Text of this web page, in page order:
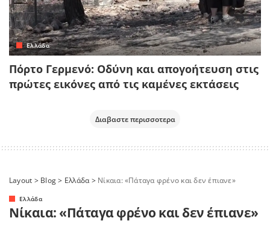
Ελλάδα
Πόρτο Γερμενό: Οδύνη και απογοήτευση στις
πρώτες εικόνες από τις καμένες εκτάσεις
Διαβαστε περισσοτερα
Layout > Blog> Ελλάδα> Νίκαια: «Πάταγα φρένο και δεν έπιανε»
Ελλάδα
Νίκαια: «Πάταγα φρένο και δεν έπιανε»